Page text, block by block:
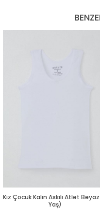
Kız Çocuk Kalın Askılı Atlet
Yaş)